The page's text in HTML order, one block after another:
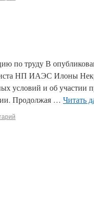
по труду В
НП ИАЭС Илоны
условий и об участии
Продолжая … Читать